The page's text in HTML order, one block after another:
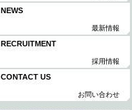
最新情報
NEWS
採用情報
RECRUITMENT
お問い合わせ
CONTACT US